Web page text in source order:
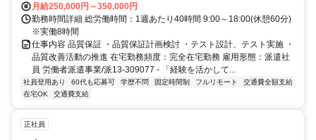
月給250,000円～350,000円
勤務時間詳細 総労働時間：1週あたり40時間 9:00～18:00(休憩60分)
※実働8時間
仕事内容 品質保証 ・品質保証計画検討 ・テスト設計、テスト実施 ・
品質改善活動の推進 在宅勤務頻度：完全在宅勤務 雇用形態：派遣社
員 労働者派遣事業/派13-309077 - 「経験を活かして...
社員登用あり 60代も応募可 学歴不問 固定時間制 フルリモート
交通費全額支給
在宅OK
交通費支給
正社員